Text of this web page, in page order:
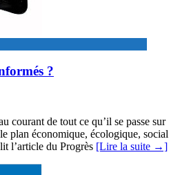
?
courant de tout ce qu’il se passe sur
plan économique, écologique, social
l’article du Progrès [Lire la suite →]